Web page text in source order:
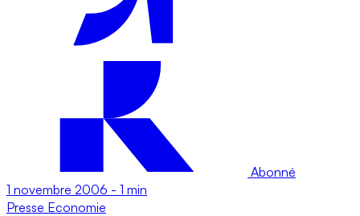
Abonné
1 novembre 2006 - 1 min
Presse Economie